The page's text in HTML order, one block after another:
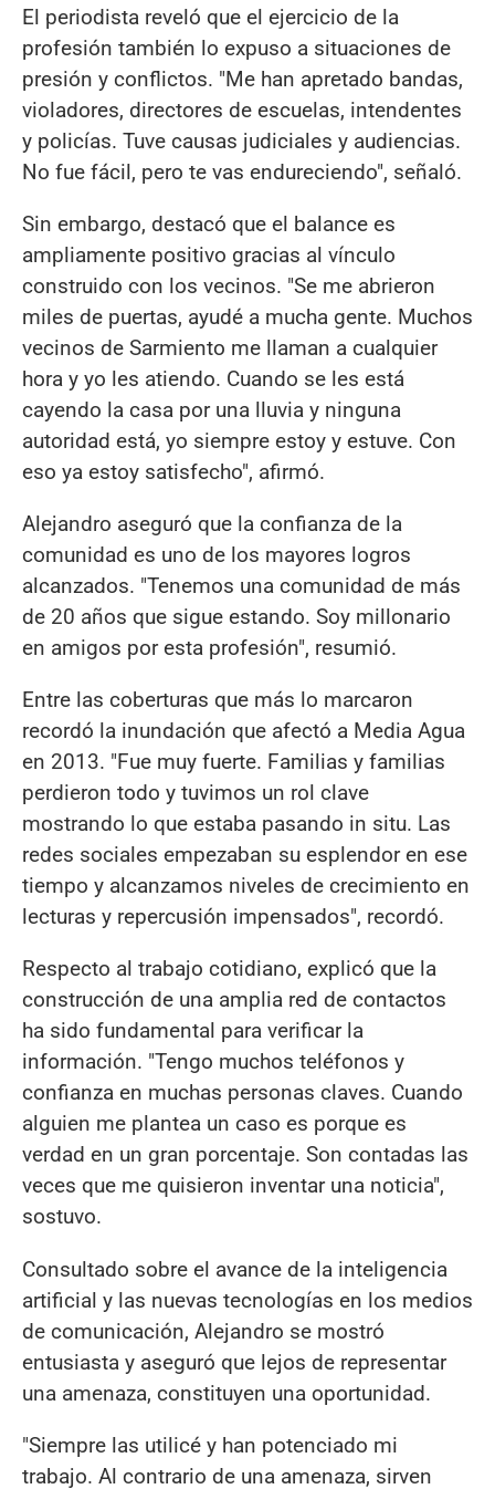
El periodista reveló que el ejercicio de la
profesión también lo expuso a situaciones de
presión y conflictos. "Me han apretado bandas,
violadores, directores de escuelas, intendentes
y policías. Tuve causas judiciales y audiencias.
No fue fácil, pero te vas endureciendo", señaló.
Sin embargo, destacó que el balance es
ampliamente positivo gracias al vínculo
construido con los vecinos. "Se me abrieron
miles de puertas, ayudé a mucha gente. Muchos
vecinos de Sarmiento me llaman a cualquier
hora y yo les atiendo. Cuando se les está
cayendo la casa por una lluvia y ninguna
autoridad está, yo siempre estoy y estuve. Con
eso ya estoy satisfecho", afirmó.
Alejandro aseguró que la confianza de la
comunidad es uno de los mayores logros
alcanzados. "Tenemos una comunidad de más
de 20 años que sigue estando. Soy millonario
en amigos por esta profesión", resumió.
Entre las coberturas que más lo marcaron
recordó la inundación que afectó a Media Agua
en 2013. "Fue muy fuerte. Familias y familias
perdieron todo y tuvimos un rol clave
mostrando lo que estaba pasando in situ. Las
redes sociales empezaban su esplendor en ese
tiempo y alcanzamos niveles de crecimiento en
lecturas y repercusión impensados", recordó.
Respecto al trabajo cotidiano, explicó que la
construcción de una amplia red de contactos
ha sido fundamental para verificar la
información. "Tengo muchos teléfonos y
confianza en muchas personas claves. Cuando
alguien me plantea un caso es porque es
verdad en un gran porcentaje. Son contadas las
veces que me quisieron inventar una noticia",
sostuvo.
Consultado sobre el avance de la inteligencia
artificial y las nuevas tecnologías en los medios
de comunicación, Alejandro se mostró
entusiasta y aseguró que lejos de representar
una amenaza, constituyen una oportunidad.
"Siempre las utilicé y han potenciado mi
trabajo. Al contrario de una amenaza, sirven